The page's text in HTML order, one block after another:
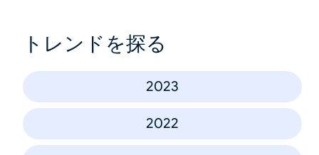
トレンドを探る
2023
2022